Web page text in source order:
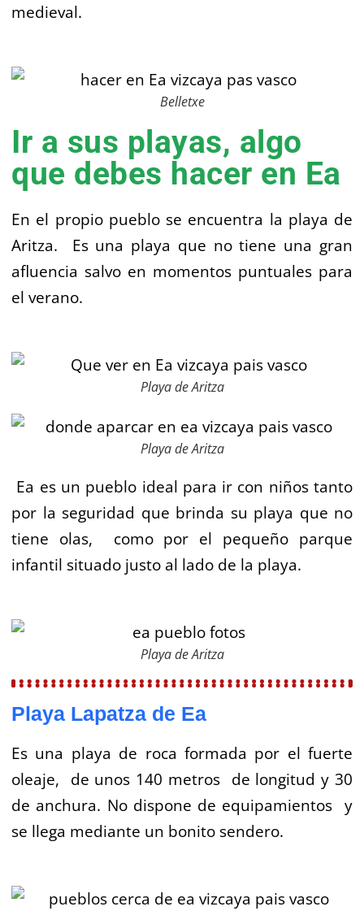
medieval.
Belletxe
Ir a sus playas, algo
que debes hacer en Ea
En el propio pueblo se encuentra la playa de
Aritza. Es una playa que no tiene una gran
afluencia salvo en momentos puntuales para
el verano.
Playa de Aritza
Playa de Aritza
Ea es un pueblo ideal para ir con niños tanto
por la seguridad que brinda su playa que no
tiene olas, como por el pequeño parque
infantil situado justo al lado de la playa.
Playa de Aritza
Playa Lapatza de Ea
Es una playa de roca formada por el fuerte
oleaje, de unos 140 metros de longitud y 30
de anchura. No dispone de equipamientos y
se llega mediante un bonito sendero.